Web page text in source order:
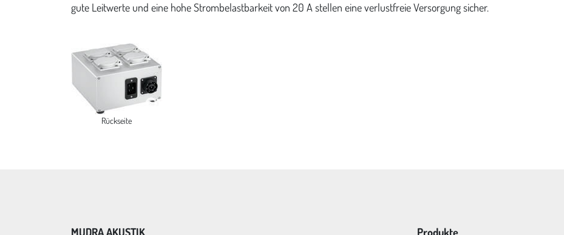
gute Leitwerte und eine hohe Strom­belastbarkeit von 20 A stellen eine verlustfreie Versorgung sicher.
Rückseite
MUDRA AKUSTIK Produkte